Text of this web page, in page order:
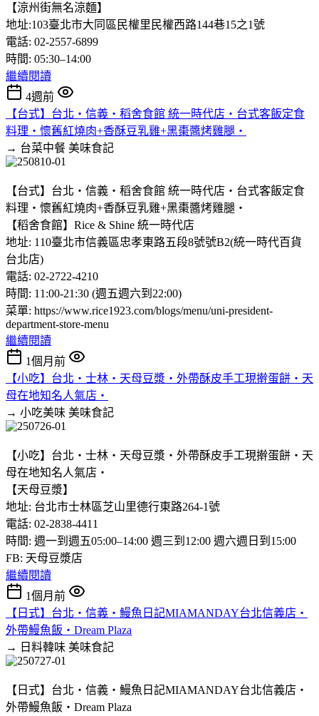
【涼州街無名涼麵】
地址:103臺北市大同區民權里民權西路144巷15之1號
電話: 02-2557-6899
時間: 05:30–14:00
繼續閱讀
4週前
【台式】台北‧信義‧稻舍食館 統一時代店‧台式客飯定食
料理‧懷舊紅燒肉+香酥豆乳雞+黑棗醬烤雞腿‧
→ 台菜中餐 美味食記
【台式】台北‧信義‧稻舍食館 統一時代店‧台式客飯定食
料理‧懷舊紅燒肉+香酥豆乳雞+黑棗醬烤雞腿‧
【稻舍食館】Rice & Shine 統一時代店
地址: 110臺北市信義區忠孝東路五段8號號B2(統一時代百貨
台北店)
電話: 02-2722-4210
時間: 11:00-21:30 (週五週六到22:00)
菜單: https://www.rice1923.com/blogs/menu/uni-president-
department-store-menu
繼續閱讀
1個月前
【小吃】台北‧士林‧天母豆漿‧外帶酥皮手工現擀蛋餅‧天
母在地知名人氣店‧
→ 小吃美味 美味食記
【小吃】台北‧士林‧天母豆漿‧外帶酥皮手工現擀蛋餅‧天
母在地知名人氣店‧
【天母豆漿】
地址: 台北市士林區芝山里德行東路264-1號
電話: 02-2838-4411
時間: 週一到週五05:00–14:00 週三到12:00 週六週日到15:00
FB: 天母豆漿店
繼續閱讀
1個月前
【日式】台北‧信義‧鰻魚日記MIAMANDAY台北信義店‧
外帶鰻魚飯‧Dream Plaza
→ 日料韓味 美味食記
【日式】台北‧信義‧鰻魚日記MIAMANDAY台北信義店‧
外帶鰻魚飯‧Dream Plaza